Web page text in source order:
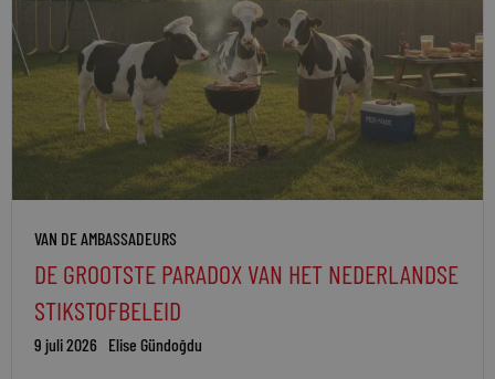
VAN DE AMBASSADEURS
DE GROOTSTE PARADOX VAN HET NEDERLANDSE
STIKSTOFBELEID
9 juli 2026 Elise Gündoğdu